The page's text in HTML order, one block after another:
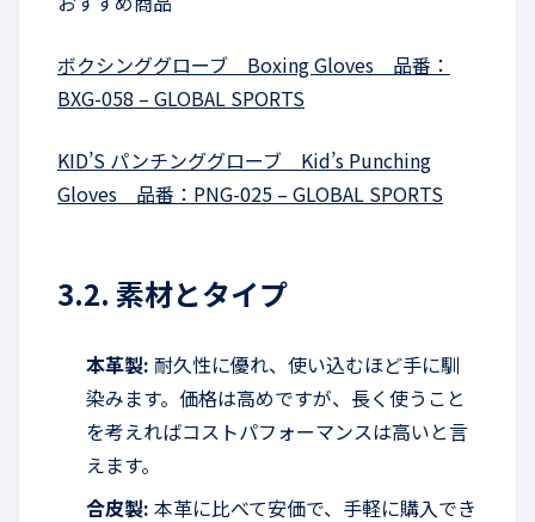
ボクシンググローブ Boxing Gloves 品番：
BXG-058 – GLOBAL SPORTS
KID’S パンチンググローブ Kid’s Punching
Gloves 品番：PNG-025 – GLOBAL SPORTS
3.2. 素材とタイプ
本革製: 耐久性に優れ、使い込むほど手に馴
染みます。価格は高めですが、長く使うこと
を考えればコストパフォーマンスは高いと言
えます。
合皮製: 本革に比べて安価で、手軽に購入でき